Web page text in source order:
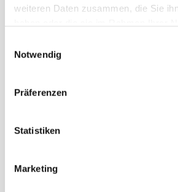
weiteren Daten zusammen, die Sie
Notwendig
Präferenzen
Statistiken
Marketing
für:
Firmengebäude und
Hotels und Restaurants
Veranstaltungen und Festtage
Sie sind ein
Verbundenheit mit der Schweiz und